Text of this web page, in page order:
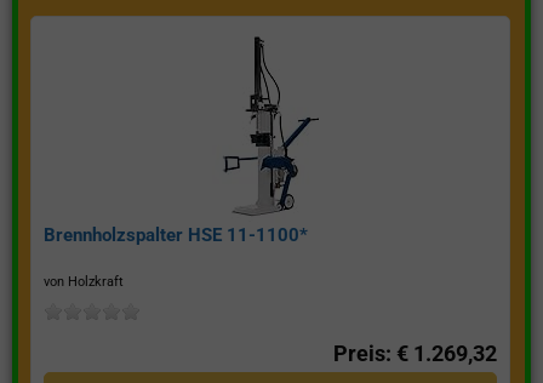
Brennholzspalter HSE 11-1100*
von Holzkraft
Preis: € 1.269,32